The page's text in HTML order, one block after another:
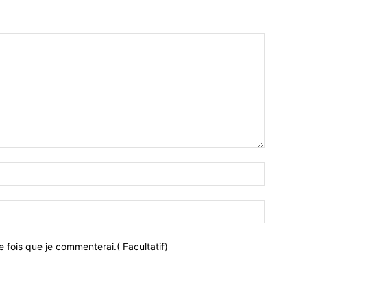
fois que je commenterai.( Facultatif)